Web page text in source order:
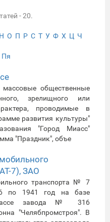
- 20.
Н О П Р С Т У Ф Х Ц Ч
Пя
общественные
зрелищного или
проводимые в
развития культуры"
"Город Миасс"
"Праздник", объе
7), ЗАО
транспорта № 7
по 1941 год на базе
завода № 316
"Челябпромстроя". В